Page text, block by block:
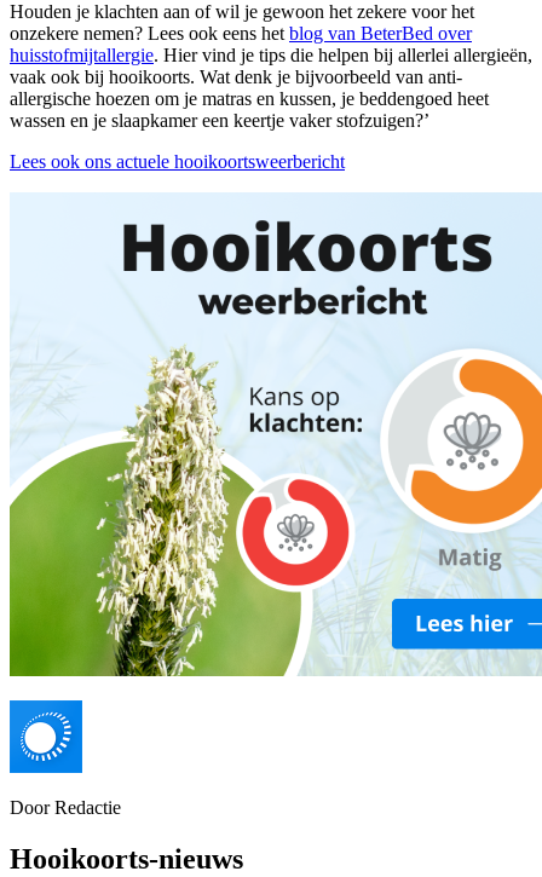
Houden je klachten aan of wil je gewoon het zekere voor het
onzekere nemen? Lees ook eens hetblog van BeterBed over
huisstofmijtallergie. Hier vind je tips die helpen bij allerlei allergieën,
vaak ook bij hooikoorts. Wat denk je bijvoorbeeld van anti-
allergische hoezen om je matras en kussen, je beddengoed heet
wassen en je slaapkamer een keertje vaker stofzuigen?’
Lees ook ons actuele hooikoortsweerbericht
DoorRedactie
Hooikoorts-nieuws